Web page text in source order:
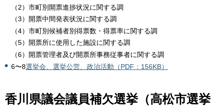
（2）市町別開票進捗状況に関する調
（3）開票中間発表状況に関する調
（4）市町別候補者別得票数・得票率に関する調
（5）開票所に使用した施設に関する調
（6）開票管理者及び開票所事務従事者に関する調
6〜8選挙会、選挙公営、政治活動（PDF：156KB）
香川県議会議員補欠選挙（高松市選挙